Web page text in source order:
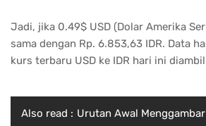
Jadi, jika 0.49$ USD (Dolar Amerika
sama dengan Rp. 6.853,63 IDR. Data
kurs terbaru USD ke IDR hari ini
Also read : Urutan Awal